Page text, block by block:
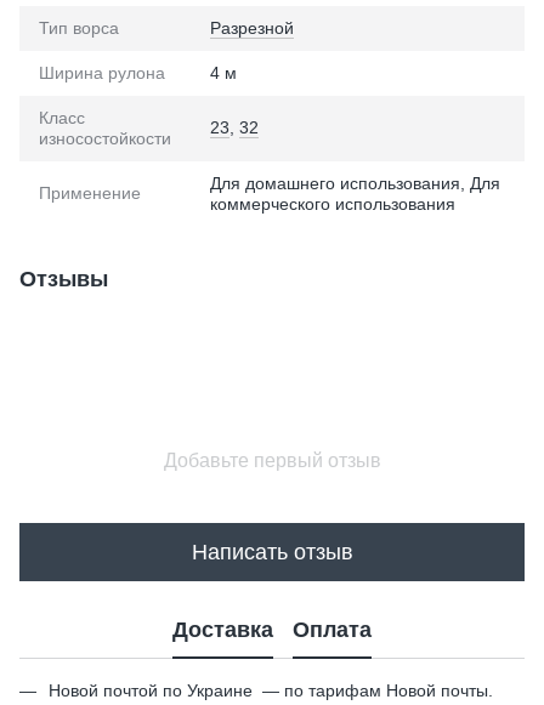
Тип ворса Разрезной
Ширина рулона 4 м
Класс
износостойкости
23 32
Применение
Для домашнего использования, Для
коммерческого использования
Отзывы
Добавьте первый отзыв
Написать отзыв
Доставка Оплата
Новой почтой по Украине — по тарифам Новой почты.